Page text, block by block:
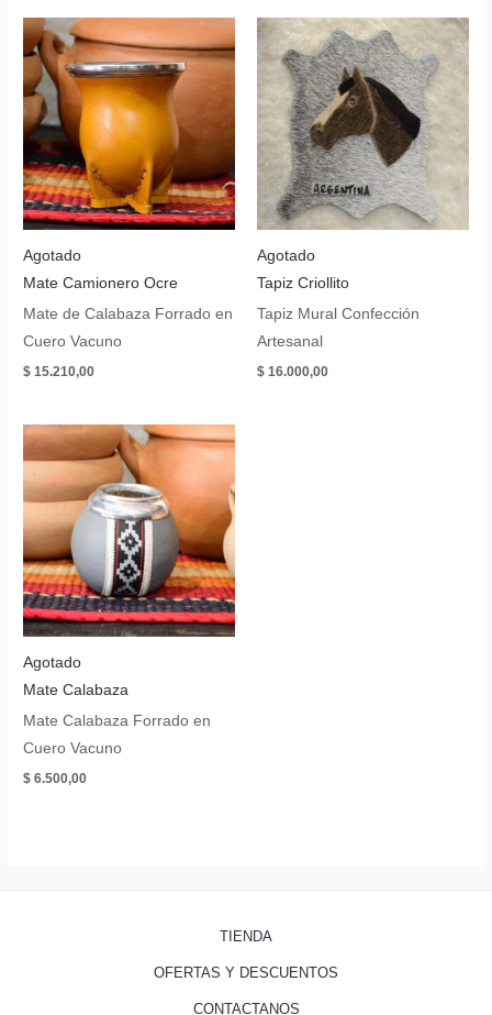
Agotado
Mate Camionero Ocre
Mate de Calabaza Forrado en
Cuero Vacuno
$ 15.210,00
Agotado
Tapiz Criollito
Tapiz Mural Confección
Artesanal
$ 16.000,00
Agotado
Mate Calabaza
Mate Calabaza Forrado en
Cuero Vacuno
$ 6.500,00
TIENDA
OFERTAS Y DESCUENTOS
CONTACTANOS